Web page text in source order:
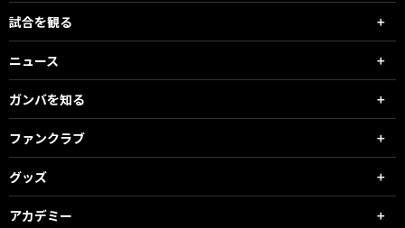
試合を観る
ニュース
ガンバを知る
ファンクラブ
グッズ
アカデミー